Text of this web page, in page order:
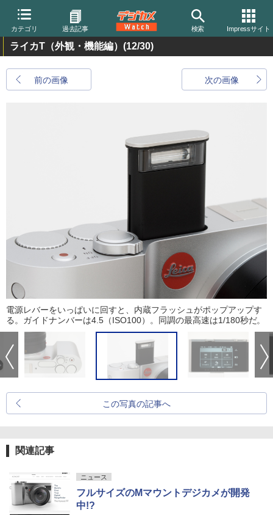
カテゴリ 過去記事 検索 Impressサイト
ライカT（外観・機能編） (12/30)
前の画像 次の画像
電源レバーをいっぱいに回すと、内蔵フラッシュがポップアップす
る。ガイドナンバーは4.5（ISO100）。同調の最高速は1/180秒だ。
この写真の記事へ
関連記事
ニュース
フルサイズのMマウントデジカメが開発
中!?